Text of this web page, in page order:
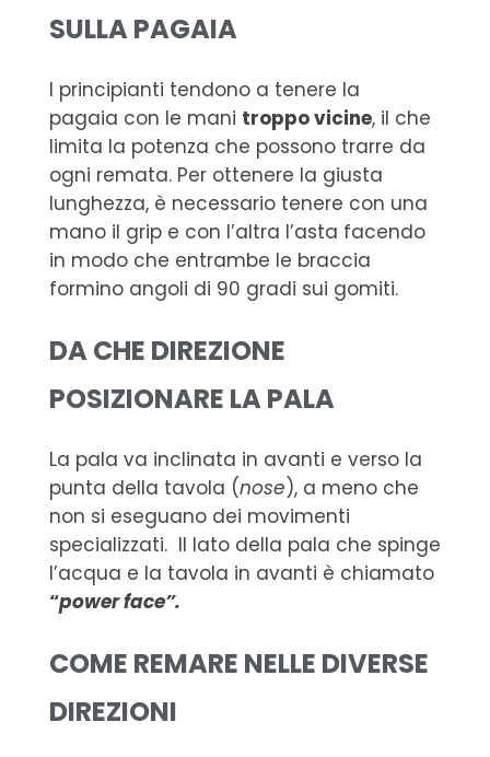
SULLA PAGAIA
I principianti tendono a tenere la
pagaia con le mani troppo vicine, il che
limita la potenza che possono trarre da
ogni remata. Per ottenere la giusta
lunghezza, è necessario tenere con una
mano il grip e con l’altra l’asta facendo
in modo che entrambe le braccia
formino angoli di 90 gradi sui gomiti.
DA CHE DIREZIONE
POSIZIONARE LA PALA
La pala va inclinata in avanti e verso la
punta della tavola (nose), a meno che
non si eseguano dei movimenti
specializzati. Il lato della pala che spinge
l’acqua e la tavola in avanti è chiamato
“power face”.
COME REMARE NELLE DIVERSE
DIREZIONI